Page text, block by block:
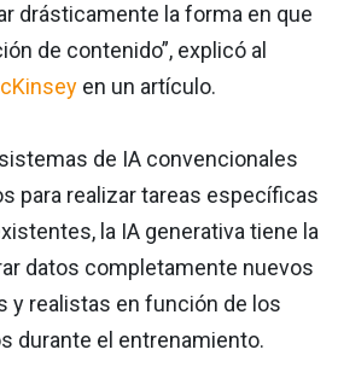
drásticamente la forma en que
de contenido”, explicó al
en un artículo.
de IA convencionales
para realizar tareas específicas
la IA generativa tiene la
datos completamente nuevos
y realistas en función de los
durante el entrenamiento.